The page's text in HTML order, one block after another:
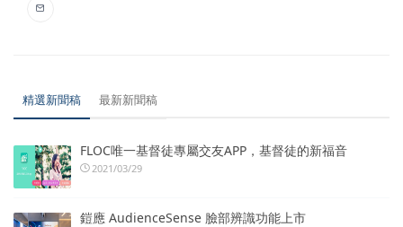
精選新聞稿 最新新聞稿
FLOC唯一基督徒專屬交友APP，基督徒的新福音
2021/03/29
鎧應 AudienceSense 臉部辨識功能上市